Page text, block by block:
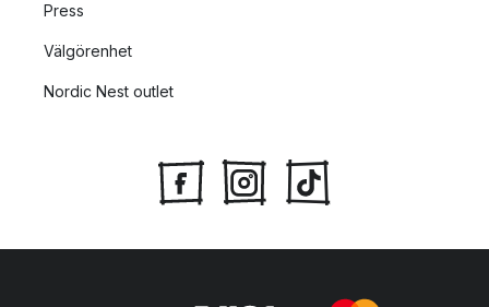
Press
Välgörenhet
Nordic Nest outlet